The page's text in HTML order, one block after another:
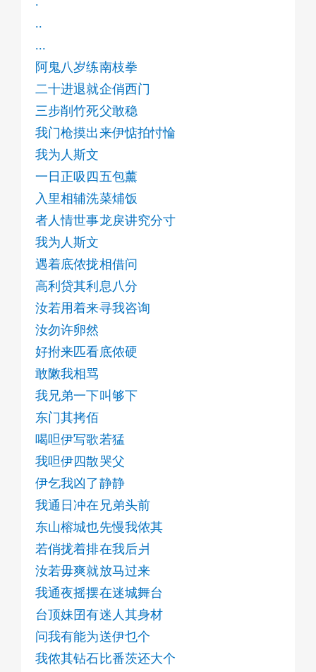
若俏拢着排在我后爿
汝若毋爽就放马过来
我通夜摇摆在迷城舞台
问我有能为送伊乜个
我通日冲在兄弟头前
"温头"簇跋场先慢往个
也毋提倡擎刀去相治
无中用其人企在讲台
对佮毋对在试卷顶爿
有若听话你自有若髧眉
刺囝怎然生怎然死佮你卵事
叫刺囝填试卷
选粉笔选子弹
..
...
阿鬼八岁练南枝拳
二十进退就企俏西门
三步削竹死父敢稳
我门枪摸出来伊惦拍忖惀
我为人斯文
一日正吸四五包薰
入里相辅洗菜烳饭
者人情世事龙戾讲究分寸
我为人斯文
遇着底侬拢相借问
高利贷其利息八分
汝若用着来寻我咨询
汝勿许卵然
好拊来匹看底侬硬
敢敶我相骂
我兄弟一下叫够下
东门其拷佰
喝呾伊写歌若猛
我呾伊四散哭父
伊乞我凶了静静
我通日冲在兄弟头前
东山榕城也先慢我侬其
若俏拢着排在我后爿
汝若毋爽就放马过来
我通夜摇摆在迷城舞台
台顶妹囝有迷人其身材
问我有能为送伊乜个
我侬其钻石比番茨还大个